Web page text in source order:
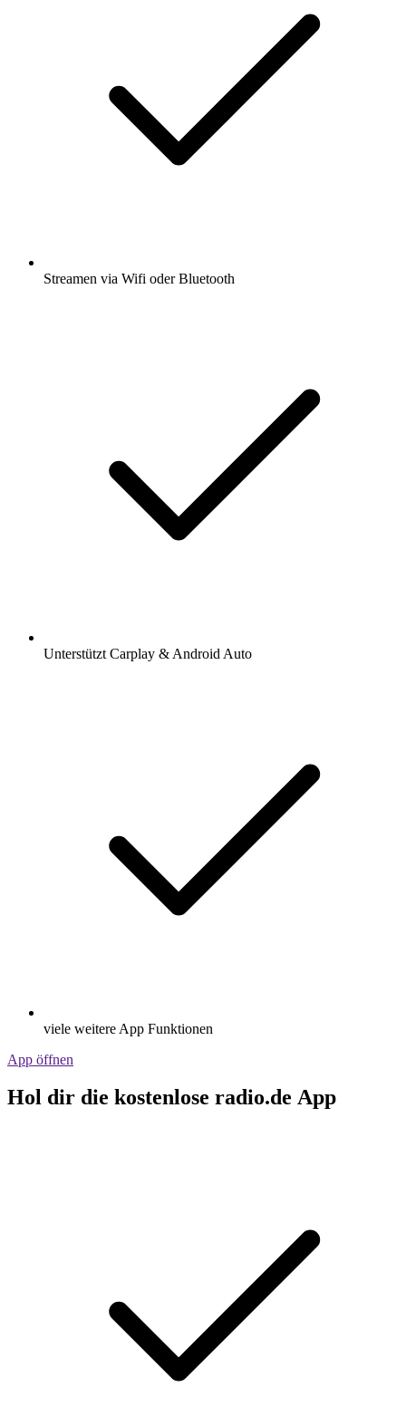
Streamen via Wifi oder Bluetooth
Unterstützt Carplay & Android Auto
viele weitere App Funktionen
App öffnen
Hol dir die kostenlose radio.de App